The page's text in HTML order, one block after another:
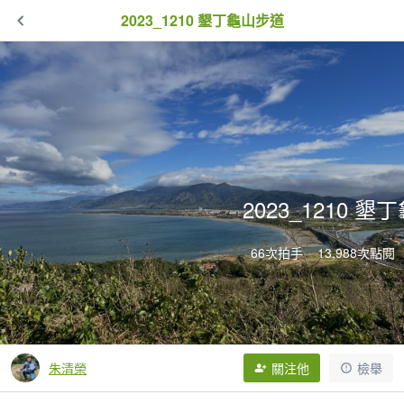
2023_1210 墾丁龜山步道
2023_1210 墾
66次拍手 13,988次點閱
朱清榮 關注他 檢舉